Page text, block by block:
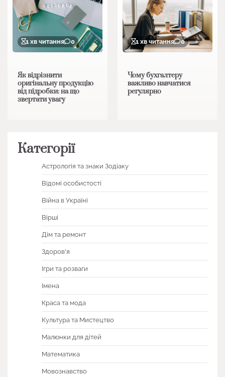
1 хв читання 0
Як відрізнити
оригінальну продукцію
від підробки: на що
звертати увагу
1 хв читання 0
Чому бухгалтеру
важливо навчатися
регулярно
Категорії
Астрологія та знаки Зодіаку
Відомі особистості
Війна в Україні
Вірші
Дім та ремонт
Здоров'я
Ігри та розваги
Імена
Краса та мода
Культура та Мистецтво
Малюнки для дітей
Математика
Мовознавство